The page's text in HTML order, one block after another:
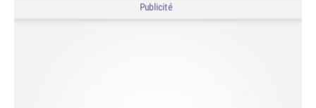
Publicité